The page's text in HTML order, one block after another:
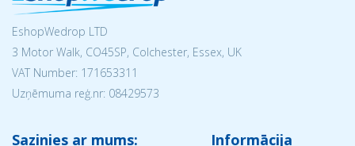
EshopWedrop LTD
3 Motor Walk, CO45SP, Colchester, Essex, UK
VAT Number: 171653311
Uzņēmuma reģ.nr: 08429573
Sazinies ar mums: Informācija